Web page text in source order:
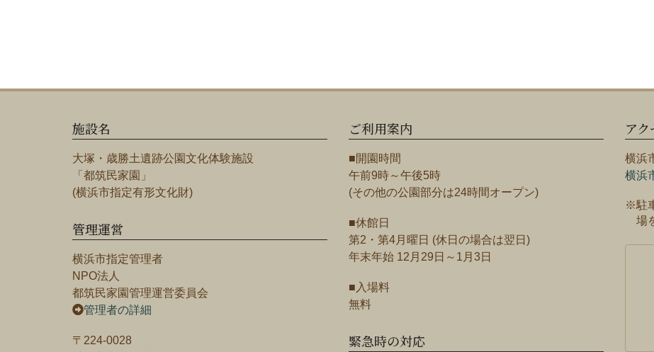
施設名
大塚・歳勝土遺跡公園文化体験施設
「都筑民家園」
(横浜市指定有形文化財)
管理運営
横浜市指定管理者
NPO法人
都筑民家園管理運営委員会
管理者の詳細
〒224-0028
ご利用案内
■開園時間
午前9時～午後5時
(その他の公園部分は24時間オープン)
■休館日
第2・第4月曜日 (休日の場合は翌日)
年末年始 12月29日～1月3日
■入場料
無料
緊急時の対応
アク
横浜
横浜
※駐
場